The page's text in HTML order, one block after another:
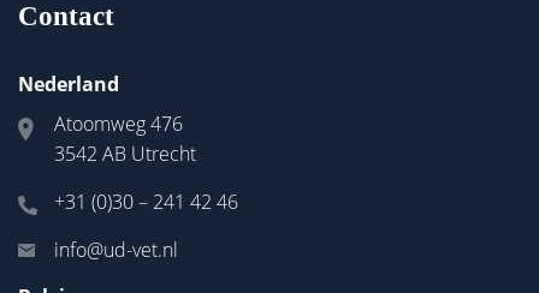
Contact
Nederland
Atoomweg 476
3542 AB Utrecht
+31 (0)30 – 241 42 46
info@ud-vet.nl